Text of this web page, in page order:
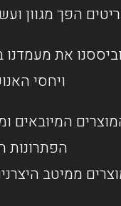
הפך מגוון
את
ויחסי
המיובאים
הפתרונות
ממיטב